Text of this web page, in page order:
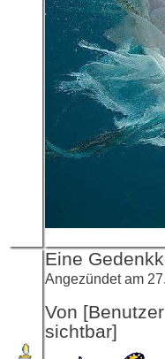
Eine
Angezündet am
Von
sichtbar]